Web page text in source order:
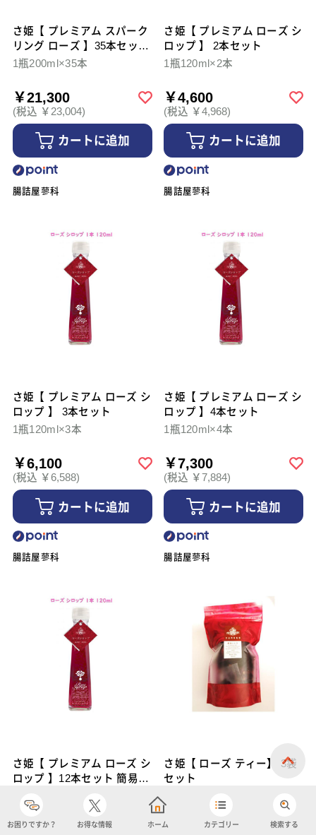
さ姫【 プレミアム スパーク
リング ローズ 】35本セット
ケース販売
1瓶200ml×35本
￥21,300
(税込 ￥23,004)
カートに追加
腸詰屋蓼科
さ姫【 プレミアム ローズ シ
ロップ 】 2本セット
1瓶120ml×2本
￥4,600
(税込 ￥4,968)
カートに追加
腸詰屋蓼科
さ姫【 プレミアム ローズ シ
ロップ 】 3本セット
1瓶120ml×3本
￥6,100
(税込 ￥6,588)
カートに追加
腸詰屋蓼科
さ姫【 プレミアム ローズ シ
ロップ 】4本セット
1瓶120ml×4本
￥7,300
(税込 ￥7,884)
カートに追加
腸詰屋蓼科
さ姫【 プレミアム ローズ シ
ロップ 】12本セット 簡易梱
￥17,300
さ姫【 ローズ ティー】 3袋
セット
￥5,900
お困りですか？ お得な情報 ホーム カテゴリー 検索する